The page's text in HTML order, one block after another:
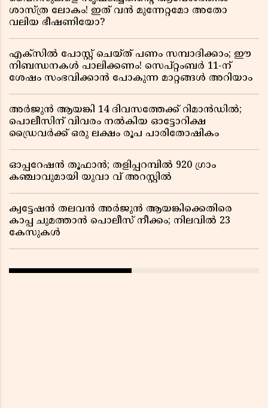
ശാസ്ത്ര ലോകം! ഇത് വൻ മുന്നേറ്റമോ അതോ
വലിയ ഭീഷണിയോ?
എക്സിൽ പോസ്റ്റ് ചെയ്ത് പണം സമ്പാദിക്കാം; ഈ
നിബന്ധനകൾ പാലിക്കണം! സെപ്റ്റംബർ 11-ന്
ശേഷം സംഭവിക്കാൻ പോകുന്ന മാറ്റങ്ങൾ അറിയാം
അർജുൻ ആയങ്കി 14 ദിവസത്തേക്ക് റിമാൻഡിൽ;
പൊലീസിന് വിവരം നൽകിയ ഓട്ടോറിക്ഷ
ഡ്രൈവർക്ക് ഒരു ലക്ഷം രൂപ പാരിതോഷികം
ഓപ്പറേഷൻ തൂഫാൻ; തളിപ്പറമ്പിൽ 920 ഗ്രാം
കഞ്ചാവുമായി യുവാ വ് അറസ്റ്റിൽ
ക്വട്ടേഷൻ തലവൻ അർജുൻ ആയങ്കിക്കെതിരെ
കാപ്പ ചുമത്താൻ പൊലീസ് നീക്കം; നിലവിൽ 23
കേസുകൾ